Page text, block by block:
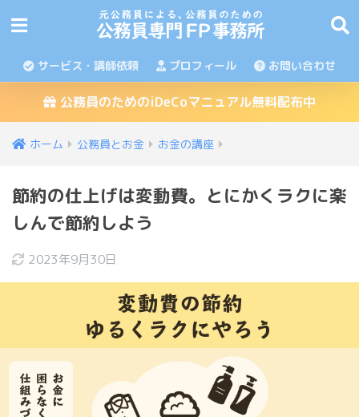
サービス・講師依頼 プロフィール お問い合わせ
公務員のためのiDeCoマニュアル無料配布中
ホーム 公務員とお金 お金の講座
節約の仕上げは変動費。とにかくラクに楽
しんで節約しよう
2023年9月30日